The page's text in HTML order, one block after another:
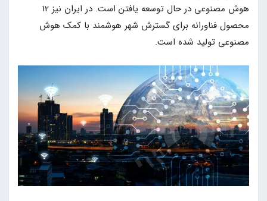
هوش مصنوعی در حال توسعه یافتن است. در ایران نیز 12
محصول فناورانه برای گسترش شهر هوشمند با کمک هوش
مصنوعی تولید شده است.